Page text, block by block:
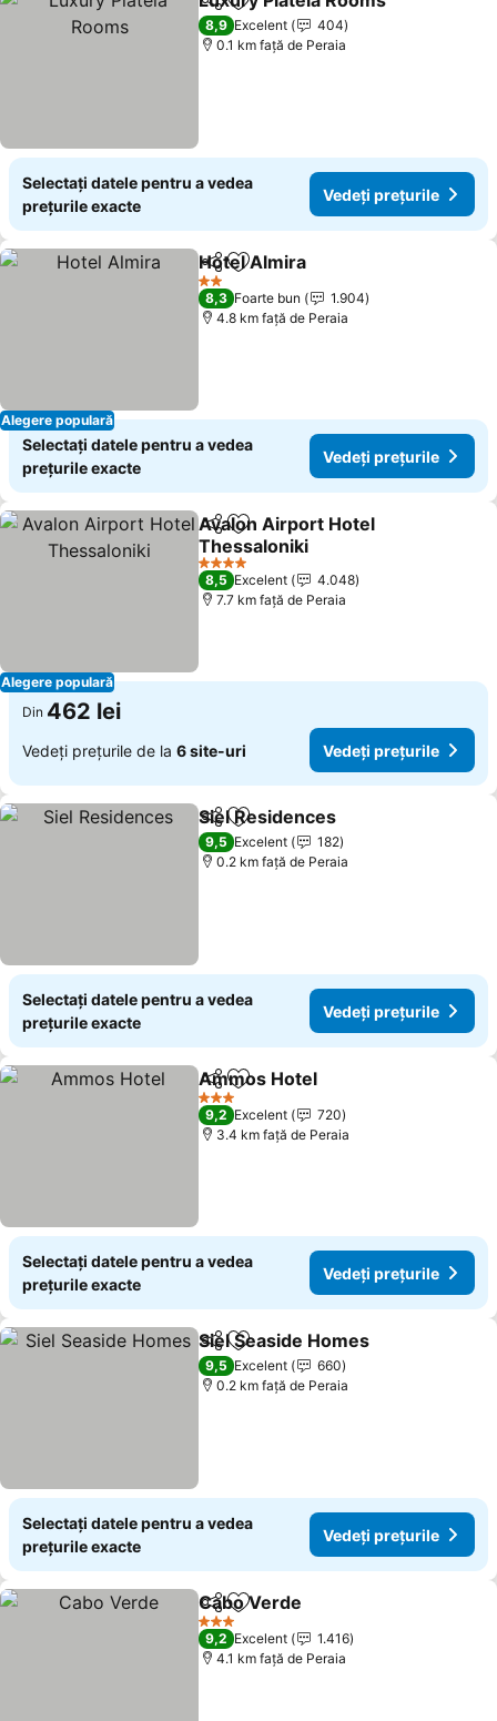
DistribuițiAdăugaţi la favorite
8,9 Excelent
404
0.1 km faţă de Peraia
Selectați datele pentru a vedea
prețurile exacte
Vedeți prețurile
Alegere populară
DistribuițiAdăugaţi la favorite
Hotel Almira
2 Stele
8,3 Foarte bun
1.904
4.8 km faţă de Peraia
Selectați datele pentru a vedea
prețurile exacte
Vedeți prețurile
Alegere populară
DistribuițiAdăugaţi la favorite
Avalon Airport Hotel
Thessaloniki
4 Stele
8,5 Excelent
4.048
7.7 km faţă de Peraia
Din 462 lei
Vedeți prețurile de la 6 site-uri Vedeți prețurile
DistribuițiAdăugaţi la favorite
Siel Residences
9,5 Excelent
182
0.2 km faţă de Peraia
Selectați datele pentru a vedea
prețurile exacte
Vedeți prețurile
DistribuițiAdăugaţi la favorite
Ammos Hotel
3 Stele
9,2 Excelent
720
3.4 km faţă de Peraia
Selectați datele pentru a vedea
prețurile exacte
Vedeți prețurile
DistribuițiAdăugaţi la favorite
Siel Seaside Homes
9,5 Excelent
660
0.2 km faţă de Peraia
Selectați datele pentru a vedea
prețurile exacte
Vedeți prețurile
DistribuițiAdăugaţi la favorite
Cabo Verde
3 Stele
9,2 Excelent
1.416
4.1 km faţă de Peraia